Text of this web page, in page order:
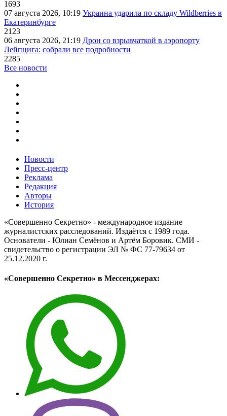
1693
07 августа 2026, 10:19 Украина ударила по складу Wildberries в
Екатеринбурге
2123
06 августа 2026, 21:19 Дрон со взрывчаткой в аэропорту
Лейпцига: собрали все подробности
2285
Все новости
Новости
Пресс-центр
Реклама
Редакция
Авторы
История
«Совершенно Секретно» - международное издание
журналистских расследований. Издаётся с 1989 года.
Основатели - Юлиан Семёнов и Артём Боровик. CМИ -
свидетельство о регистрации ЭЛ № ФС 77-79634 от
25.12.2020 г.
«Совершенно Секретно» в Мессенджерах: